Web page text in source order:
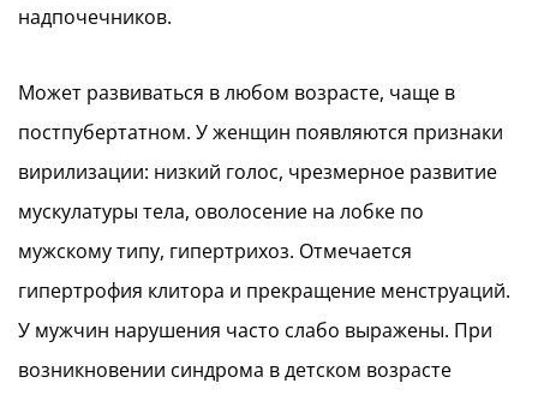
надпочечников.
Может развиваться в любом возрасте, чаще в
постпубертатном. У женщин появляются признаки
вирилизации: низкий голос, чрезмерное развитие
мускулатуры тела, оволосение на лобке по
мужскому типу, гипертрихоз. Отмечается
гипертрофия клитора и прекращение менструаций.
У мужчин нарушения часто слабо выражены. При
возникновении синдрома в детском возрасте